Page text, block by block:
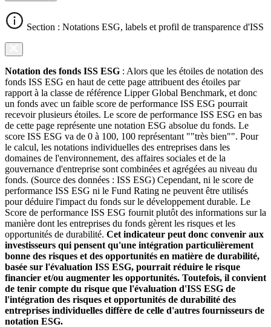
Section : Notations ESG, labels et profil de transparence d'ISS
Notation des fonds ISS ESG : Alors que les étoiles de notation des
fonds ISS ESG en haut de cette page attribuent des étoiles par
rapport à la classe de référence Lipper Global Benchmark, et donc
un fonds avec un faible score de performance ISS ESG pourrait
recevoir plusieurs étoiles. Le score de performance ISS ESG en bas
de cette page représente une notation ESG absolue du fonds. Le
score ISS ESG va de 0 à 100, 100 représentant ""très bien"". Pour
le calcul, les notations individuelles des entreprises dans les
domaines de l'environnement, des affaires sociales et de la
gouvernance d'entreprise sont combinées et agrégées au niveau du
fonds. (Source des données : ISS ESG) Cependant, ni le score de
performance ISS ESG ni le Fund Rating ne peuvent être utilisés
pour déduire l'impact du fonds sur le développement durable. Le
Score de performance ISS ESG fournit plutôt des informations sur la
manière dont les entreprises du fonds gèrent les risques et les
opportunités de durabilité. Cet indicateur peut donc convenir aux
investisseurs qui pensent qu'une intégration particulièrement
bonne des risques et des opportunités en matière de durabilité,
basée sur l'évaluation ISS ESG, pourrait réduire le risque
financier et/ou augmenter les opportunités. Toutefois, il convient
de tenir compte du risque que l'évaluation d'ISS ESG de
l'intégration des risques et opportunités de durabilité des
entreprises individuelles diffère de celle d'autres fournisseurs de
notation ESG.